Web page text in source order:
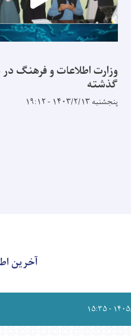
وزارت اطلاعات و فرهنگ
گذشته
پنجشنبه ۱۴۰۳/۲/۱۳ - ۱۹:۱۲
آخرین